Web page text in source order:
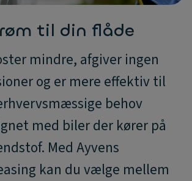
til din flåde
mindre, afgiver ingen
og er mere effektiv til
behov
med biler der kører på
Med Ayvens
kan du vælge mellem